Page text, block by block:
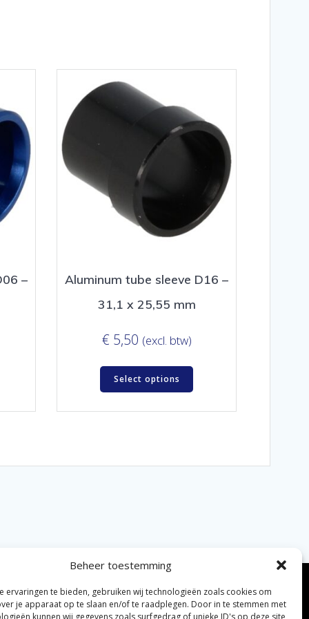
Beheer toestemming
ervaringen te bieden, gebruiken wij technologieën zoals cookies om
je apparaat op te slaan en/of te raadplegen. Door in te stemmen met
kunnen wij gegevens zoals surfgedrag of unieke ID's op deze site
–
Aluminum tube sleeve D16 –
31,1 x 25,55 mm
€ 5,50 (excl. btw)
Select options